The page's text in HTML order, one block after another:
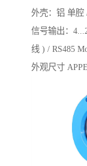
外壳：铝 单腔
信号输出：
线 ) / RS485
外观尺寸